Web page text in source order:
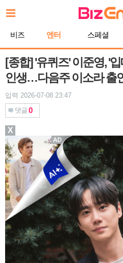
문
기
비즈 엔터 스페셜
[종합] '유퀴즈' 이준영, '
인생…다음주 이소라 출
입력 2026-07-08 23:47
댓글 0
X